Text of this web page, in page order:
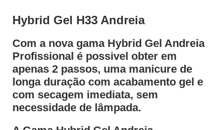
Hybrid Gel H33 Andreia
Com a nova gama Hybrid Gel Andreia
Profissional é possivel obter em
apenas 2 passos, uma manicure de
longa duração com acabamento gel e
com secagem imediata, sem
necessidade de lâmpada.